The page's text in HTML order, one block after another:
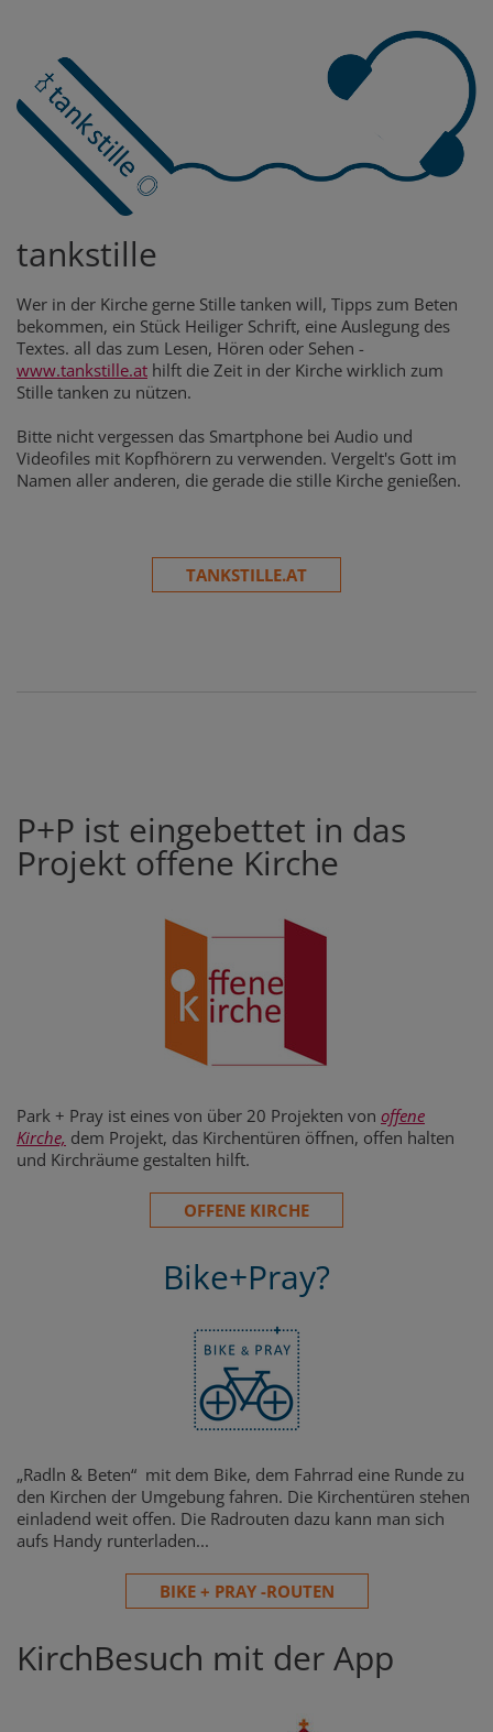
tankstille
Wer in der Kirche gerne Stille tanken will, Tipps zum Beten
bekommen, ein Stück Heiliger Schrift, eine Auslegung des
Textes. all das zum Lesen, Hören oder Sehen -
www.tankstille.at hilft die Zeit in der Kirche wirklich zum
Stille tanken zu nützen.
Bitte nicht vergessen das Smartphone bei Audio und
Videofiles mit Kopfhörern zu verwenden. Vergelt's Gott im
Namen aller anderen, die gerade die stille Kirche genießen.
TANKSTILLE.AT
P+P ist eingebettet in das
Projekt offene Kirche
Park + Pray ist eines von über 20 Projekten von offene
Kirche, dem Projekt, das Kirchentüren öffnen, offen halten
und Kirchräume gestalten hilft.
OFFENE KIRCHE
Bike+Pray?
„Radln & Beten“ mit dem Bike, dem Fahrrad eine Runde zu
den Kirchen der Umgebung fahren. Die Kirchentüren stehen
einladend weit offen. Die Radrouten dazu kann man sich
aufs Handy runterladen...
BIKE + PRAY -ROUTEN
KirchBesuch mit der App